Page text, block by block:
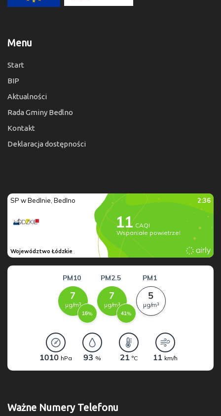
Menu
Start
BIP
Aktualności
Rada Gminy Bedlno
Kontakt
Deklaracja dostępności
Ważne Numery Telefonu